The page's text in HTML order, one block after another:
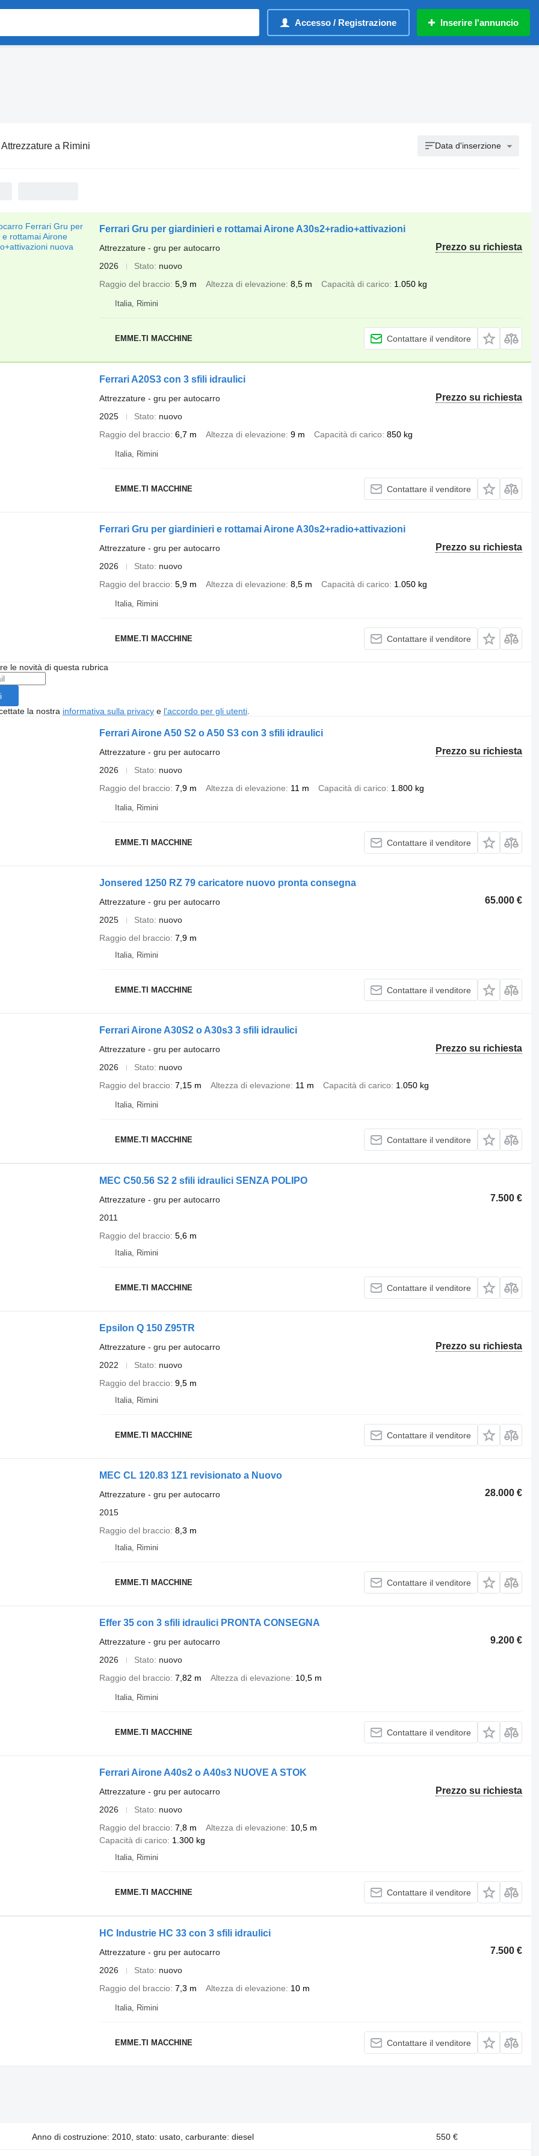
Accesso / Registrazione Inserire l'annuncio
Attrezzature a Rimini Data d'inserzione
Ferrari Gru per giardinieri e rottamai Airone A30s2+radio+attivazioni
Prezzo su richiesta
Attrezzature - gru per autocarro
2026
Stato
nuovo
Raggio del braccio 5,9 m Altezza di elevazione 8,5 m Capacità di carico 1.050 kg
Italia, Rimini
EMME.TI MACCHINE Contattare il venditore
Ferrari A20S3 con 3 sfili idraulici
Prezzo su richiesta
Attrezzature - gru per autocarro
2025
Stato
nuovo
Raggio del braccio 6,7 m Altezza di elevazione 9 m Capacità di carico 850 kg
Italia, Rimini
EMME.TI MACCHINE Contattare il venditore
Ferrari Gru per giardinieri e rottamai Airone A30s2+radio+attivazioni
Prezzo su richiesta
Attrezzature - gru per autocarro
2026
Stato
nuovo
Raggio del braccio 5,9 m Altezza di elevazione 8,5 m Capacità di carico 1.050 kg
Italia, Rimini
EMME.TI MACCHINE Contattare il venditore
le novità di questa rubrica
la nostra informativa sulla privacye l'accordo per gli utenti.
Ferrari Airone A50 S2 o A50 S3 con 3 sfili idraulici
Prezzo su richiesta
Attrezzature - gru per autocarro
2026
Stato
nuovo
Raggio del braccio 7,9 m Altezza di elevazione 11 m Capacità di carico 1.800 kg
Italia, Rimini
EMME.TI MACCHINE Contattare il venditore
Jonsered 1250 RZ 79 caricatore nuovo pronta consegna
65.000 €
Attrezzature - gru per autocarro
2025
Stato
nuovo
Raggio del braccio 7,9 m
Italia, Rimini
EMME.TI MACCHINE Contattare il venditore
Ferrari Airone A30S2 o A30s3 3 sfili idraulici
Prezzo su richiesta
Attrezzature - gru per autocarro
2026
Stato
nuovo
Raggio del braccio 7,15 m Altezza di elevazione 11 m Capacità di carico 1.050 kg
Italia, Rimini
EMME.TI MACCHINE Contattare il venditore
MEC C50.56 S2 2 sfili idraulici SENZA POLIPO
7.500 €
Attrezzature - gru per autocarro
2011
Raggio del braccio 5,6 m
Italia, Rimini
EMME.TI MACCHINE Contattare il venditore
Epsilon Q 150 Z95TR
Prezzo su richiesta
Attrezzature - gru per autocarro
2022
Stato
nuovo
Raggio del braccio 9,5 m
Italia, Rimini
EMME.TI MACCHINE Contattare il venditore
MEC CL 120.83 1Z1 revisionato a Nuovo
28.000 €
Attrezzature - gru per autocarro
2015
Raggio del braccio 8,3 m
Italia, Rimini
EMME.TI MACCHINE Contattare il venditore
Effer 35 con 3 sfili idraulici PRONTA CONSEGNA
9.200 €
Attrezzature - gru per autocarro
2026
Stato
nuovo
Raggio del braccio 7,82 m Altezza di elevazione 10,5 m
Italia, Rimini
EMME.TI MACCHINE Contattare il venditore
Ferrari Airone A40s2 o A40s3 NUOVE A STOK
Prezzo su richiesta
Attrezzature - gru per autocarro
2026
Stato
nuovo
Raggio del braccio 7,8 m Altezza di elevazione
10,5 m
Capacità di carico
1.300 kg
Italia, Rimini
EMME.TI MACCHINE Contattare il venditore
HC Industrie HC 33 con 3 sfili idraulici
7.500 €
Attrezzature - gru per autocarro
2026
Stato
nuovo
Raggio del braccio 7,3 m Altezza di elevazione 10 m
Italia, Rimini
EMME.TI MACCHINE Contattare il venditore
Anno di costruzione: 2010, stato: usato, carburante: diesel 550 €